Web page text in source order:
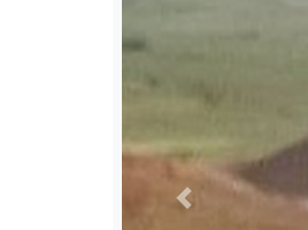
Previous